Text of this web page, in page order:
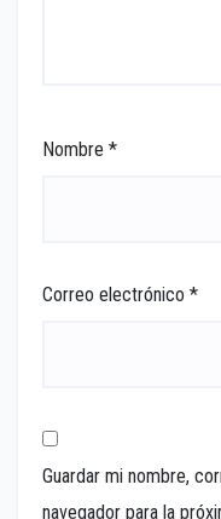
Nombre *
Correo electrónico *
Guardar mi nombre,
navegador para la